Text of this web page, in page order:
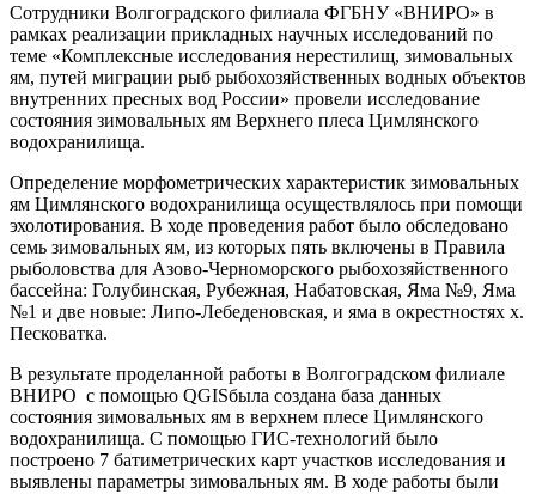
Сотрудники Волгоградского филиала ФГБНУ «ВНИРО» в
рамках реализации прикладных научных исследований по
теме «Комплексные исследования нерестилищ, зимовальных
ям, путей миграции рыб рыбохозяйственных водных объектов
внутренних пресных вод России» провели исследование
состояния зимовальных ям Верхнего плеса Цимлянского
водохранилища.
Определение морфометрических характеристик зимовальных
ям Цимлянского водохранилища осуществлялось при помощи
эхолотирования. В ходе проведения работ было обследовано
семь зимовальных ям, из которых пять включены в Правила
рыболовства для Азово-Черноморского рыбохозяйственного
бассейна: Голубинская, Рубежная, Набатовская, Яма №9, Яма
№1 и две новые: Липо-Лебеденовская, и яма в окрестностях х.
Песковатка.
В результате проделанной работы в Волгоградском филиале
ВНИРО с помощью QGISбыла создана база данных
состояния зимовальных ям в верхнем плесе Цимлянского
водохранилища. С помощью ГИС-технологий было
построено 7 батиметрических карт участков исследования и
выявлены параметры зимовальных ям. В ходе работы были